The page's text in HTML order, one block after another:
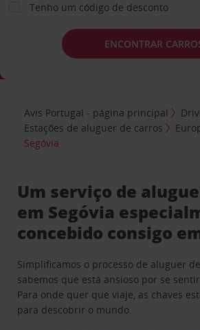
Tenho um código de desconto
ENCONTRAR
Avis Portugal - página principal
Estações de aluguer de carros
Segóvia
Um serviço de
em Segóvia
concebido consigo
Simplificamos o processo de aluguer
sabemos que está ansioso por se
Para onde quer que viaje, as chaves
para descobrir o mundo.